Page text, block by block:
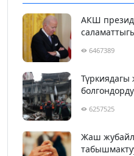
АКШ
6467389
Түркиядагы
6257525
Жаш